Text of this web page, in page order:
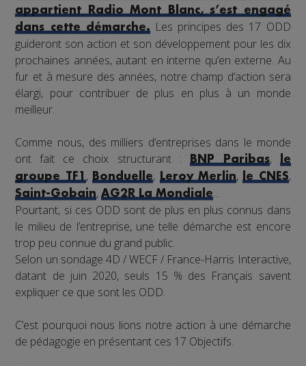
appartient Radio Mont Blanc, s’est engagé
dans cette démarche.Les principes des 17 ODD
guideront son action et son développement pour les dix
prochaines années, autant en interne qu’en externe. Au
fur et à mesure des années, notre champ d’action sera
élargi, pour contribuer de plus en plus à un monde
meilleur.
Comme nous, des milliers d’entreprises dans le monde
ont fait ce choix structurant :
BNP Paribas,
le
groupe TF1 , Bonduelle, Leroy Merlin, le CNES,
Saint-Gobain,AG2R La Mondiale...
Pourtant, si ces ODD sont de plus en plus connus dans
le milieu de l’entreprise, une telle démarche est encore
trop peu connue du grand public.
Selon un sondage 4D / WECF / France-Harris Interactive,
datant de juin 2020, seuls 15 % des Français savent
expliquer ce que sont les ODD.
C’est pourquoi nous lions notre action à une démarche
de pédagogie en présentant ces 17 Objectifs.